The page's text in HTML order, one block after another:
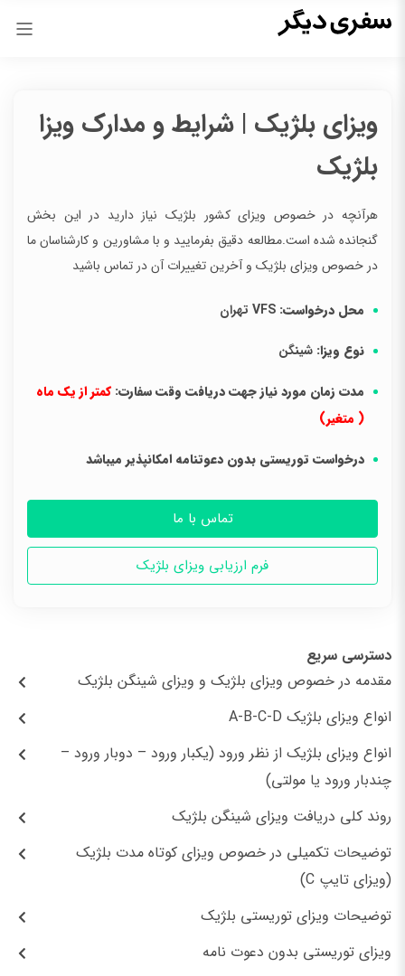
ویزای بلژیک | شرایط و مدارک ویزا
بلژیک
هرآنچه در خصوص ویزای کشور بلژیک نیاز دارید در این بخش
گنجانده شده است.مطالعه دقیق بفرمایید و با مشاورین و کارشناسان ما
در خصوص ویزای بلژیک و آخرین تغییرات آن در تماس باشید
محل درخواست: VFS تهران
نوع ویزا: شینگن
مدت زمان مورد نیاز جهت دریافت وقت سفارت: کمتر از یک ماه
( متغیر)
درخواست توریستی بدون دعوتنامه امکانپذیر میباشد
تماس با ما
فرم ارزیابی ویزای بلژیک
دسترسی سریع
مقدمه در خصوص ویزای بلژیک و ویزای شینگن بلژیک
انواع ویزای بلژیک A-B-C-D
انواع ویزای بلژیک از نظر ورود (یکبار ورود – دوبار ورود –
چندبار ورود یا مولتی)
روند کلی دریافت ویزای شینگن بلژیک
توضیحات تکمیلی در خصوص ویزای کوتاه مدت بلژیک
(ویزای تایپ C)
توضیحات ویزای توریستی بلژیک
ویزای توریستی بدون دعوت‌ نامه